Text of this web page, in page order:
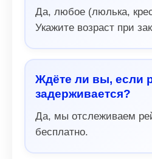
Да, любое (люлька,
Укажите возраст при
Ждёте ли вы, если
задерживается?
Да, мы отслеживаем
бесплатно.